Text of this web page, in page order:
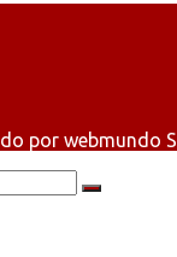
por webmundo